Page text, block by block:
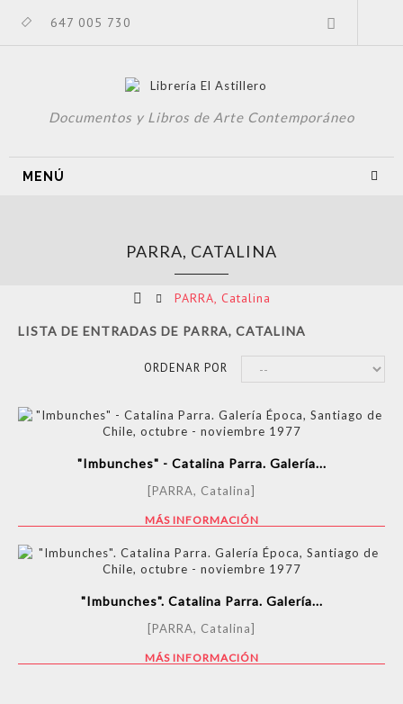
647 005 730
Documentos y Libros de Arte Contemporáneo
MENÚ
PARRA, CATALINA
PARRA, Catalina
LISTA DE ENTRADAS DE PARRA, CATALINA
ORDENAR POR
"Imbunches" - Catalina Parra. Galería...
[PARRA, Catalina]
MÁS INFORMACIÓN
"Imbunches". Catalina Parra. Galería...
[PARRA, Catalina]
MÁS INFORMACIÓN